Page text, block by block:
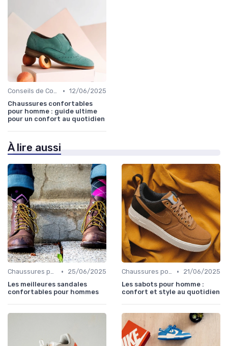
Conseils de Confort au Quotidien • 12/06/2025
Chaussures confortables
pour homme : guide ultime
pour un confort au quotidien
À lire aussi
Chaussures pour Pieds Sensibles •
25/06/2025
Les meilleures sandales
confortables pour hommes
Chaussures pour Pieds Sensibles •
21/06/2025
Les sabots pour homme :
confort et style au quotidien